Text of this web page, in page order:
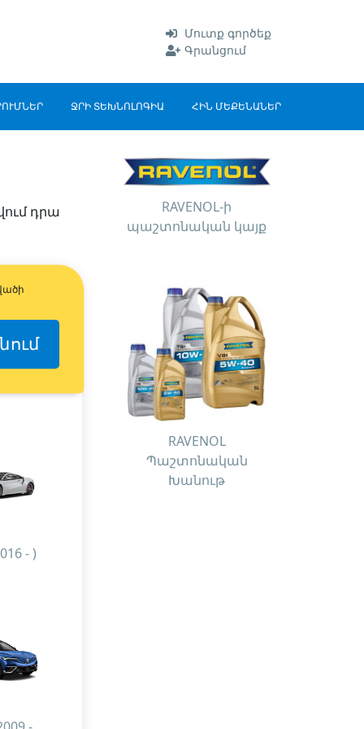
Մուտք գործեք
Գրանցում
ՋՐԻ ՏԵԽՆՈԼՈԳԻԱ ՀԻՆ ՄԵՔԵՆԱՆԵՐ
դրա
- )
RAVENOL-ի
պաշտոնական կայք
RAVENOL
Պաշտոնական
Խանութ